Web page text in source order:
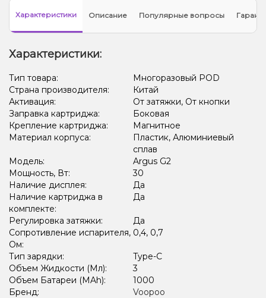
Характеристики Описание Популярные вопросы
Характеристики:
Тип товара:
Многоразовый POD
Страна производителя:
Китай
Активация:
От затяжки, От кнопки
Заправка картриджа:
Боковая
Крепление картриджа:
Магнитное
Материал корпуса:
Пластик, Алюминиевый
сплав
Модель:
Argus G2
Мощность, Вт:
30
Наличие дисплея:
Да
Наличие картриджа в
комплекте:
Да
Регулировка затяжки:
Да
Сопротивление испарителя,
Ом:
0,4, 0,7
Тип зарядки:
Type-C
Объем Жидкости (Мл):
3
Объем Батареи (MAh):
1000
Бренд:
Voopoo